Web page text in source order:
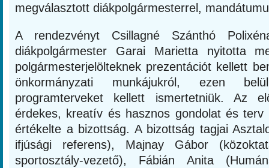
megválasztott diákpolgármesterrel,
A rendezvényt Csillagné Szánthó
diákpolgármester Garai Marietta nyitotta
polgármesterjelölteknek prezentációt kellett
önkormányzati munkájukról, ezen
programterveket kellett ismertetniük. Az
érdekes, kreatív és hasznos gondolat és
értékelte a bizottság. A bizottság tagjai
ifjúsági referens), Majnay Gábor
sportosztály-vezető), Fábián Anita